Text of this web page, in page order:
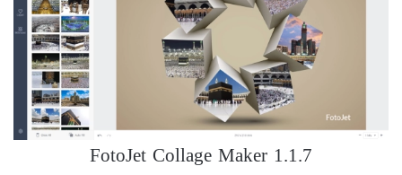
FotoJet Collage Maker 1.1.7